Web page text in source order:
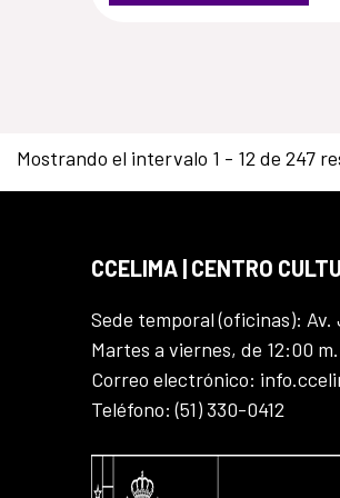
Mostrando el intervalo 1 - 12 de 247
CCELIMA | CENTRO
Sede temporal (oficinas):
Martes a viernes, de 12:00
Correo electrónico:
Teléfono: (51) 330-0412